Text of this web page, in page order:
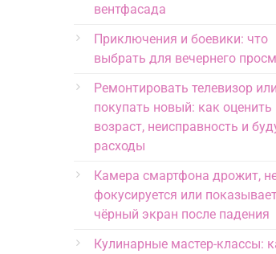
вентфасада
Приключения и боевики: что
выбрать для вечернего
Ремонтировать телевизор или
покупать новый: как оценить
возраст, неисправность и
расходы
Камера смартфона дрожит,
фокусируется или
чёрный экран после падения
Кулинарные мастер-классы: